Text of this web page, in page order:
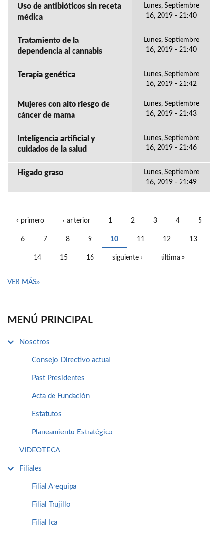
Uso de antibióticos sin receta
médica
Lunes, Septiembre
16, 2019 - 21:40
Tratamiento de la
dependencia al cannabis
Lunes, Septiembre
16, 2019 - 21:40
Terapia genética
Lunes, Septiembre
16, 2019 - 21:42
Mujeres con alto riesgo de
cáncer de mama
Lunes, Septiembre
16, 2019 - 21:43
Inteligencia artificial y
cuidados de la salud
Lunes, Septiembre
16, 2019 - 21:46
Higado graso
Lunes, Septiembre
16, 2019 - 21:49
« primero ‹ anterior 1 2 3 4 5
6 7 8 9 10 11 12 13
14 15 16 siguiente › última »
VER MÁS
MENÚ PRINCIPAL
Nosotros
Consejo Directivo actual
Past Presidentes
Acta de Fundación
Estatutos
Planeamiento Estratégico
VIDEOTECA
Filiales
Filial Arequipa
Filial Trujillo
Filial Ica